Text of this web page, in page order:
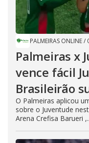
PALMEIRAS ONLINE/
Palmeiras x
vence fácil
Brasileirão
O Palmeiras aplicou
sobre o Juventude
Arena Crefisa Barueri